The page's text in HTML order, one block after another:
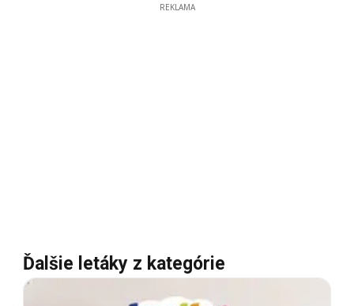
REKLAMA
Ďalšie letáky z kategórie